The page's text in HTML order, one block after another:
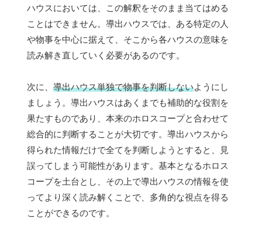
ハウスにおいては、この解釈をそのまま当てはめる
ことはできません。導出ハウスでは、ある特定の人
や物事を中心に据えて、そこから各ハウスの意味を
読み解き直していく必要があるのです。
次に、 導出ハウス単独で物事を判断しないようにし
ましょう。導出ハウスはあくまでも補助的な役割を
果たすものであり、本来のホロスコープと合わせて
総合的に判断することが大切です。導出ハウスから
得られた情報だけで全てを判断しようとすると、見
誤ってしまう可能性があります。基本となるホロス
コープを土台とし、その上で導出ハウスの情報を使
ってより深く読み解くことで、多角的な視点を得る
ことができるのです。